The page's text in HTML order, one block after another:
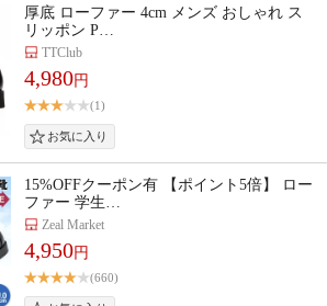
厚底 ローファー 4cm メンズ おしゃれ ス
リッポン P…
TTClub
4,980円
(1)
15%OFFクーポン有 【ポイント5倍】 ロー
ファー 学生…
Zeal Market
4,950円
(660)